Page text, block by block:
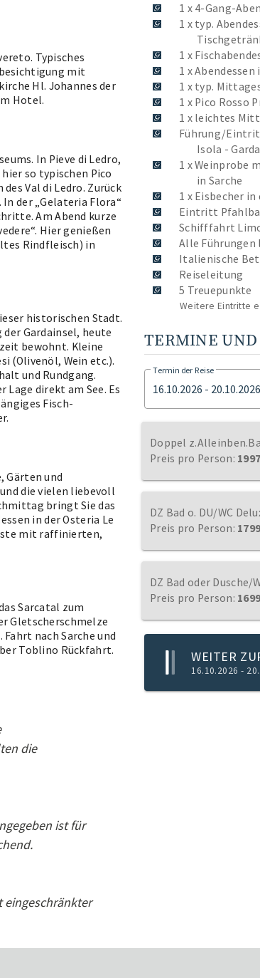
Typisches
mit
Hl. Johannes der
Hotel.
In Pieve di Ledro,
so typischen Pico
Val di Ledro. Zurück
der „Gelateria Flora“
Am Abend kurze
Hier genießen
Rindfleisch) in
historischen Stadt.
Gardainsel, heute
bewohnt. Kleine
(Olivenöl, Wein etc.).
und Rundgang.
Lage direkt am See. Es
Fisch-
Gärten und
die vielen liebevoll
bringt Sie das
in der Osteria Le
mit raffinierten,
Sarcatal zum
Gletscherschmelze
nach Sarche und
Toblino Rückfahrt.
die
ist für
eingeschränkter
1 x 4-Gang-
1 x typ.
1 x
1 x
1 x typ.
1 x Pico Rosso
1 x leichtes
Führung/
Isola -
1 x Weinprobe
in Sarche
1 x Eisbecher
Eintritt
Schifffahrt
Alle
Italienische
Reiseleitung
5 Treuepunkte
Weitere Eintritte
TERMINE UND
Termin der Reise
16.10.2026 - 20.10.2026
Doppel
Preis pro Person:
DZ Bad o. DU/WC
Preis pro Person:
DZ Bad oder Dusche/
Preis pro Person:
WEITER
16.10.2026 -